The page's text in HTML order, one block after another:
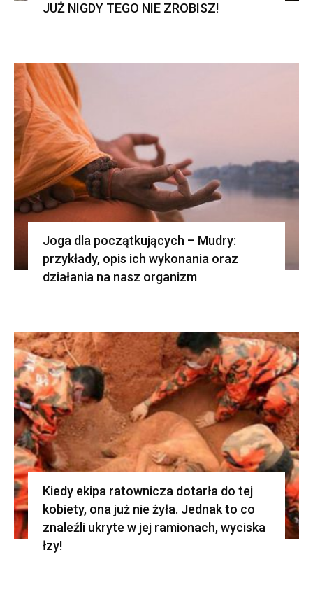
JUŻ NIGDY TEGO NIE ZROBISZ!
Joga dla początkujących – Mudry:
przykłady, opis ich wykonania oraz
działania na nasz organizm
Kiedy ekipa ratownicza dotarła do tej
kobiety, ona już nie żyła. Jednak to co
znaleźli ukryte w jej ramionach, wyciska
łzy!